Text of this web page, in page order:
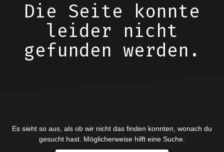
Die Seite konnte
leider nicht
gefunden werden.
Es sieht so aus, als ob wir nicht das finden konnten, wonach du
gesucht hast. Möglicherweise hilft eine Suche.